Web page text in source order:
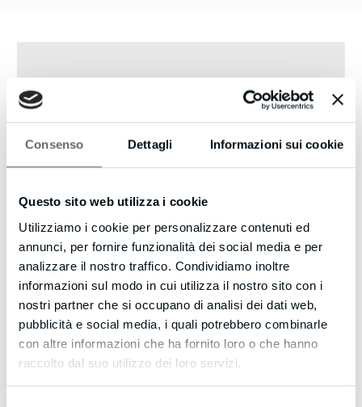
Consenso Dettagli Informazioni sui cookie
Questo sito web utilizza i cookie
Utilizziamo i cookie per personalizzare contenuti ed
annunci, per fornire funzionalità dei social media e per
analizzare il nostro traffico. Condividiamo inoltre
informazioni sul modo in cui utilizza il nostro sito con i
nostri partner che si occupano di analisi dei dati web,
pubblicità e social media, i quali potrebbero combinarle
con altre informazioni che ha fornito loro o che hanno
raccolto dal suo utilizzo dei loro servizi.